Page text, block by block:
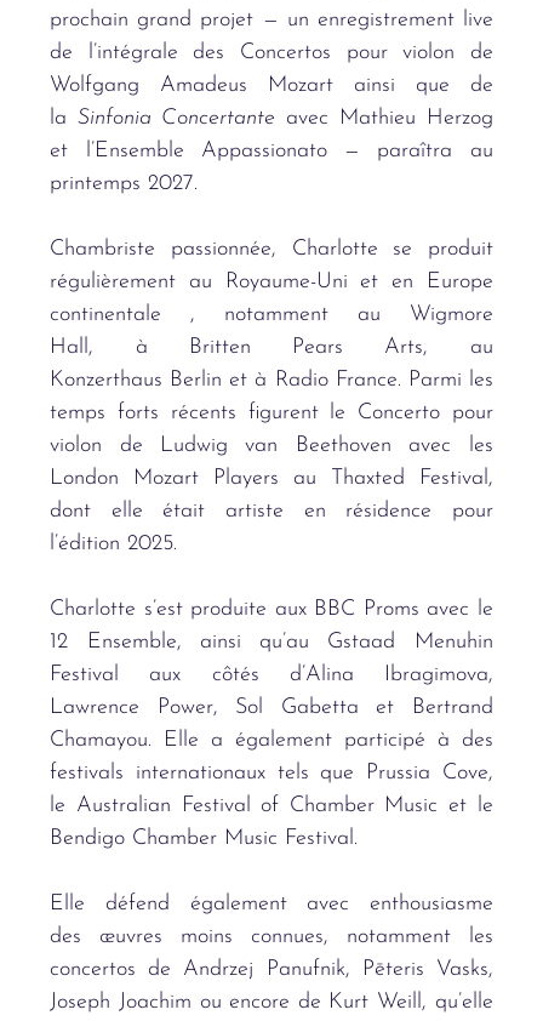
prochain grand projet — un enregistrement live
de l’intégrale des Concertos pour violon de
Wolfgang Amadeus Mozart ainsi que de
laSinfonia Concertante avec Mathieu Herzog
et l’Ensemble Appassionato — paraîtra au
printemps 2027.
Chambriste passionnée, Charlotte se produit
régulièrement au Royaume-Uni et en Europe
continentale , notamment au Wigmore
Hall, à
Britten Pears Arts, au
Konzerthaus Berlin et à Radio France. Parmi les
temps forts récents figurent le Concerto pour
violon de Ludwig van Beethoven avec les
London Mozart Players au Thaxted Festival,
dont elle était artiste en résidence pour
l’édition 2025.
Charlotte s’est produite aux BBC Proms avec le
12 Ensemble, ainsi qu’au Gstaad Menuhin
Festival aux côtés d’Alina Ibragimova,
Lawrence Power, Sol Gabetta et Bertrand
Chamayou. Elle a également participé à des
festivals internationaux tels que Prussia Cove,
le Australian Festival of Chamber Music et le
Bendigo Chamber Music Festival.
Elle défend également avec enthousiasme
des œuvres moins connues, notamment les
concertos de Andrzej Panufnik, Pēteris Vasks,
Joseph Joachim ou encore de Kurt Weill, qu’elle